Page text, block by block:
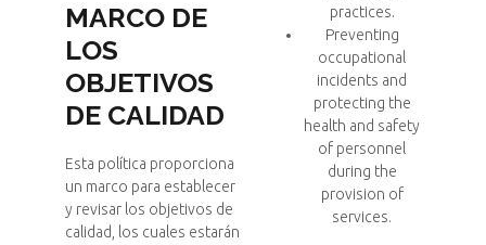
MARCO DE
LOS
OBJETIVOS
DE CALIDAD
Esta política proporciona
un marco para establecer
y revisar los objetivos de
calidad, los cuales estarán
practices.
Preventing
occupational
incidents and
protecting the
health and safety
of personnel
during the
provision of
services.